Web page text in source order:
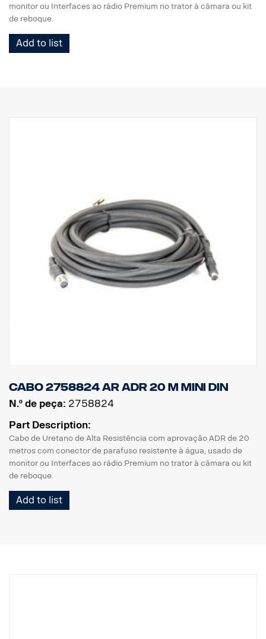
monitor ou Interfaces ao rádio Premium no trator à câmara ou kit
de reboque.
Add to list
Cabo 2758824 AR ADR 20 m MINI DIN
N.º de peça: 2758824
Part Description:
Cabo de Uretano de Alta Resistência com aprovação ADR de 20
metros com conector de parafuso resistente à água, usado de
monitor ou Interfaces ao rádio Premium no trator à câmara ou kit
de reboque.
Add to list